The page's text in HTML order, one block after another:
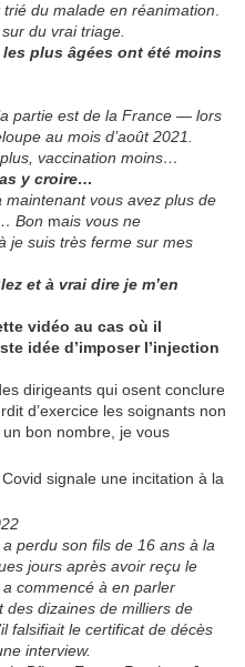
du malade en réanimation
du vrai triage.
plus âgées ont été moins
partie est de la France — lors
au mois d’août 2021.
vaccination moins…
y croire…
maintenant vous avez plus de
Bon mais vous ne
je suis très ferme sur mes
et à vrai dire je m’en
vidéo au cas où il
idée d’imposer l’injection
dirigeants qui osent conclure
d’exercice les soignants non
bon nombre, je vous
signale une incitation à la
perdu son fils de 16 ans à la
jours après avoir reçu le
a commencé à en parler
des dizaines de milliers de
falsifiait le certificat de décès
interview.